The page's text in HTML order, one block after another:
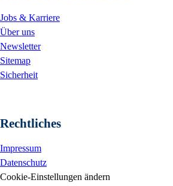
Jobs & Karriere
Über uns
Newsletter
Sitemap
Sicherheit
Rechtliches
Impressum
Datenschutz
Cookie-Einstellungen ändern